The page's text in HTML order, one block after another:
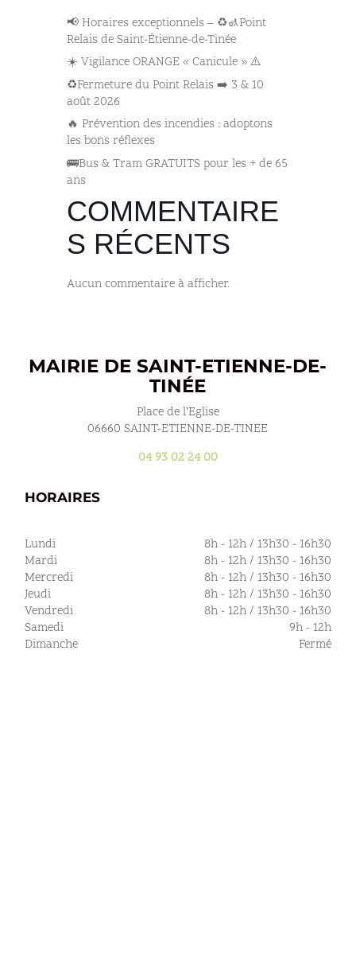
📢 Horaires exceptionnels – ♻️🚮Point
Relais de Saint-Étienne-de-Tinée
☀️ Vigilance ORANGE « Canicule » ⚠️
♻️Fermeture du Point Relais ➡️​ 3 & 10
août 2026
🔥 Prévention des incendies : adoptons
les bons réflexes
🚌​Bus & Tram GRATUITS pour les + de 65
ans
COMMENTAIRE
S RÉCENTS
Aucun commentaire à afficher.
MAIRIE DE SAINT-ETIENNE-DE-
TINÉE
Place de l’Eglise
06660 SAINT-ETIENNE-DE-TINEE
04 93 02 24 00
HORAIRES
Lundi
8h - 12h / 13h30 - 16h30
Mardi
8h - 12h / 13h30 - 16h30
Mercredi
8h - 12h / 13h30 - 16h30
Jeudi
8h - 12h / 13h30 - 16h30
Vendredi
8h - 12h / 13h30 - 16h30
Samedi
9h - 12h
Dimanche
Fermé